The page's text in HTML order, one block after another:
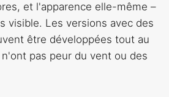
et l'apparence elle-même –
visible. Les versions avec des
être développées tout au
pas peur du vent ou des